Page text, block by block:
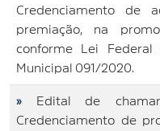
Credenciamento de
premiação, na
conforme Lei Federal
Municipal 091/2020.
»
Edital de
Credenciamento de